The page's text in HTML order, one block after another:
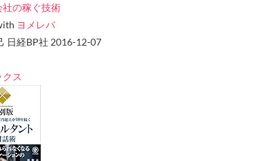
社の稼ぐ技術
ヨメレバ
日経BP社 2016-12-07
ス